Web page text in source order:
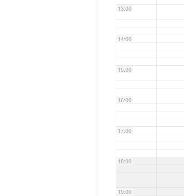
13:00
14:00
15:00
16:00
17:00
18:00
19:00